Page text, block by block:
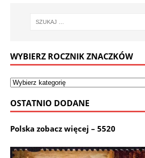
WYBIERZ ROCZNIK ZNACZKÓW
OSTATNIO DODANE
Polska zobacz więcej – 5520